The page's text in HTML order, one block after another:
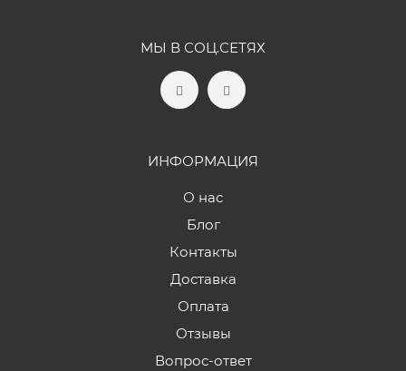
МЫ В СОЦ.СЕТЯХ
ИНФОРМАЦИЯ
О нас
Блог
Контакты
Доставка
Оплата
Отзывы
Вопрос-ответ